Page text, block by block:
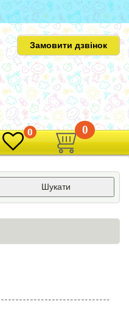
Замовити дзвінок
0 0
Шукати